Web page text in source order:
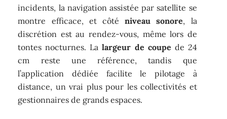
incidents, la navigation assistée par satellite se
montre efficace, et côténiveau sonore, la
discrétion est au rendez-vous, même lors de
tontes nocturnes. Lalargeur de coupe de 24
cm reste une référence, tandis que
l’application dédiée facilite le pilotage à
distance, un vrai plus pour les collectivités et
gestionnaires de grands espaces.